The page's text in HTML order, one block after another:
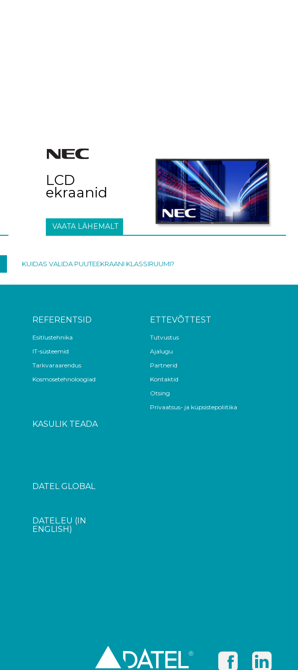
LCD
ekraanid
VAATA LÄHEMALT
KUIDAS VALIDA PUUTEEKRAANI KLASSIRUUMI?
REFERENTSID
Esitlustehnika
IT-süsteemid
Tarkvaraarendus
Kosmosetehnoloogiad
ETTEVÕTTEST
Tutvustus
Ajalugu
Partnerid
Kontaktid
Otsing
Privaatsus- ja küpsistepoliitika
KASULIK TEADA
DATEL GLOBAL
DATEL.EU (IN
ENGLISH)